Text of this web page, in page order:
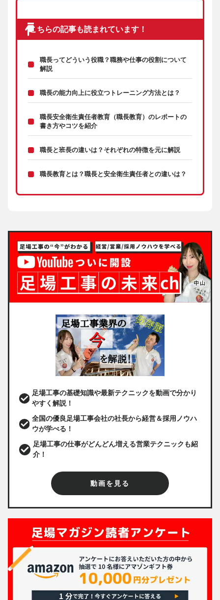
こちらの記事も読まれています！
職長ってどういう役職？職務や仕事の役割について
解説
職長の能力向上に役立つトレーニング方法とは？
職長安全衛生責任者教育（職長教育）のレポートの
書き方やコツを紹介
職長と班長の違いは？それぞれの特徴を元に解説
職長教育とは？職長と安全衛生責任者との違いは？
足場工事の基礎知識や最新テクニックを動画で分かり
やすく解説！
全国の優良足場工事会社の社長から経営＆採用ノウハ
ウが学べる！
足場工事の仕事がどんどん増える営業テクニックも紹
介！
動画を見る